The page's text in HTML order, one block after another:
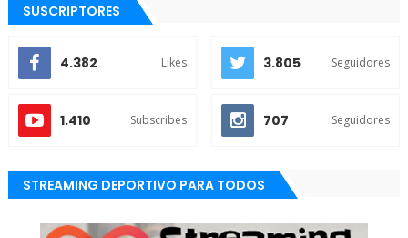
SUSCRIPTORES
4.382 Likes 3.805 Seguidores
1.410 Subscribes 707 Seguidores
STREAMING DEPORTIVO PARA TODOS